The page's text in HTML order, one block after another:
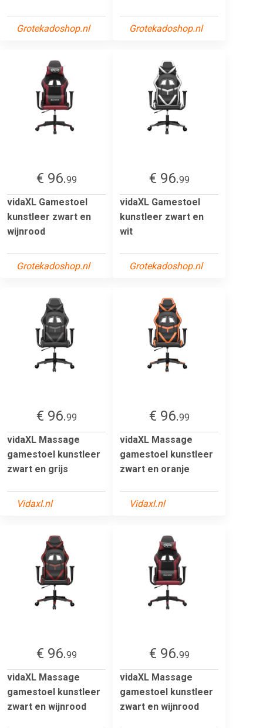
Grotekadoshop.nl Grotekadoshop.nl
€ 96.99
vidaXL Gamestoel
kunstleer zwart en
wijnrood
Grotekadoshop.nl
€ 96.99
vidaXL Gamestoel
kunstleer zwart en
wit
Grotekadoshop.nl
€ 96.99
vidaXL Massage
gamestoel kunstleer
zwart en grijs
Vidaxl.nl
€ 96.99
vidaXL Massage
gamestoel kunstleer
zwart en oranje
Vidaxl.nl
€ 96.99
vidaXL Massage
gamestoel kunstleer
zwart en wijnrood
€ 96.99
vidaXL Massage
gamestoel kunstleer
zwart en wijnrood